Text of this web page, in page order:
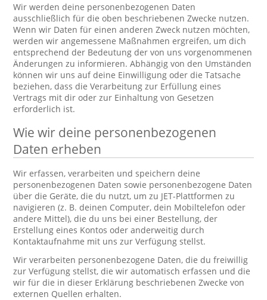
Wir werden deine personenbezogenen Daten
ausschließlich für die oben beschriebenen Zwecke nutzen.
Wenn wir Daten für einen anderen Zweck nutzen möchten,
werden wir angemessene Maßnahmen ergreifen, um dich
entsprechend der Bedeutung der von uns vorgenommenen
Änderungen zu informieren. Abhängig von den Umständen
können wir uns auf deine Einwilligung oder die Tatsache
beziehen, dass die Verarbeitung zur Erfüllung eines
Vertrags mit dir oder zur Einhaltung von Gesetzen
erforderlich ist.
Wie wir deine personenbezogenen
Daten erheben
Wir erfassen, verarbeiten und speichern deine
personenbezogenen Daten sowie personenbezogene Daten
über die Geräte, die du nutzt, um zu JET-Plattformen zu
navigieren (z. B. deinen Computer, dein Mobiltelefon oder
andere Mittel), die du uns bei einer Bestellung, der
Erstellung eines Kontos oder anderweitig durch
Kontaktaufnahme mit uns zur Verfügung stellst.
Wir verarbeiten personenbezogene Daten, die du freiwillig
zur Verfügung stellst, die wir automatisch erfassen und die
wir für die in dieser Erklärung beschriebenen Zwecke von
externen Quellen erhalten.